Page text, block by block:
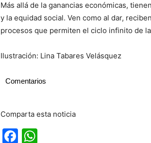
Más allá de la ganancias económicas,
y la equidad social. Ven como al dar,
procesos que permiten el ciclo infinito de
Ilustración: Lina Tabares Velásquez
Comentarios
Comparta esta noticia
Facebook